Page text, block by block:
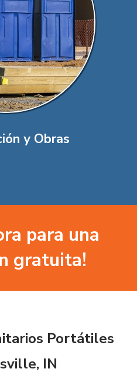
y Obras
para una
gratuita!
Portátiles
IN